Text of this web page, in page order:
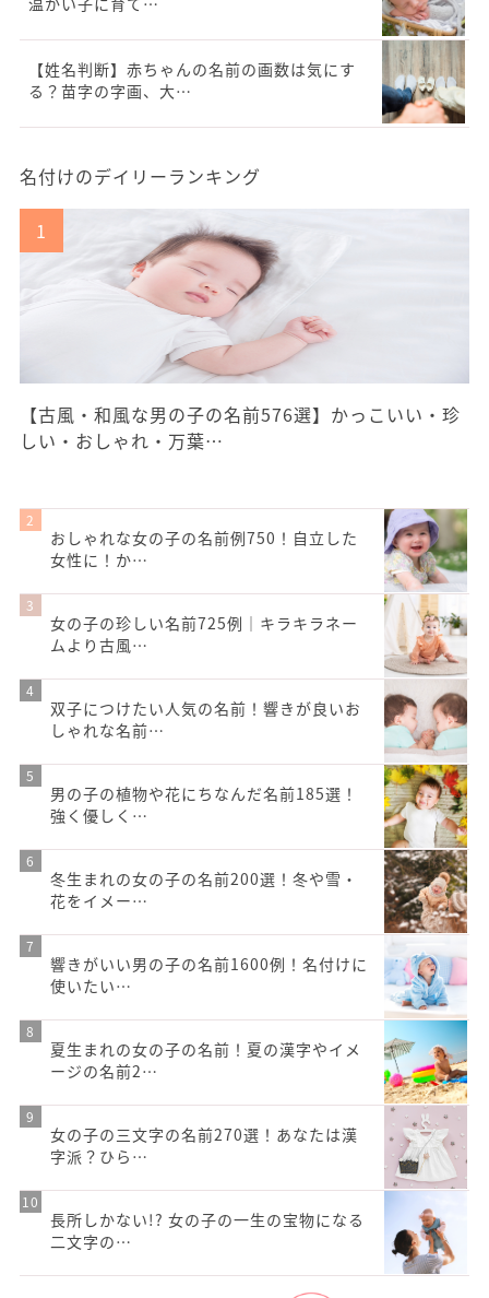
【姓名判断】赤ちゃんの名前の画数は気にす
る？苗字の字画、大…
名付けのデイリーランキング
【古風・和風な男の子の名前576選】かっこいい・珍
しい・おしゃれ・万葉…
おしゃれな女の子の名前例750！自立した
女性に！か…
女の子の珍しい名前725例｜キラキラネー
ムより古風…
双子につけたい人気の名前！響きが良いお
しゃれな名前…
男の子の植物や花にちなんだ名前185選！
強く優しく…
冬生まれの女の子の名前200選！冬や雪・
花をイメー…
響きがいい男の子の名前1600例！名付けに
使いたい…
夏生まれの女の子の名前！夏の漢字やイメ
ージの名前2…
女の子の三文字の名前270選！あなたは漢
字派？ひら…
長所しかない!? 女の子の一生の宝物になる
二文字の…